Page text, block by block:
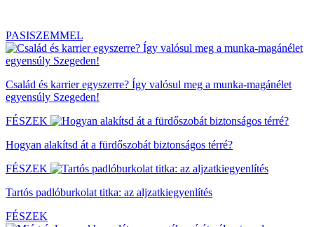
PASISZEMMEL
Család és karrier egyszerre? Így valósul meg a munka-magánélet
egyensúly Szegeden!
FÉSZEK
Hogyan alakítsd át a fürdőszobát biztonságos térré?
FÉSZEK
Tartós padlóburkolat titka: az aljzatkiegyenlítés
FÉSZEK